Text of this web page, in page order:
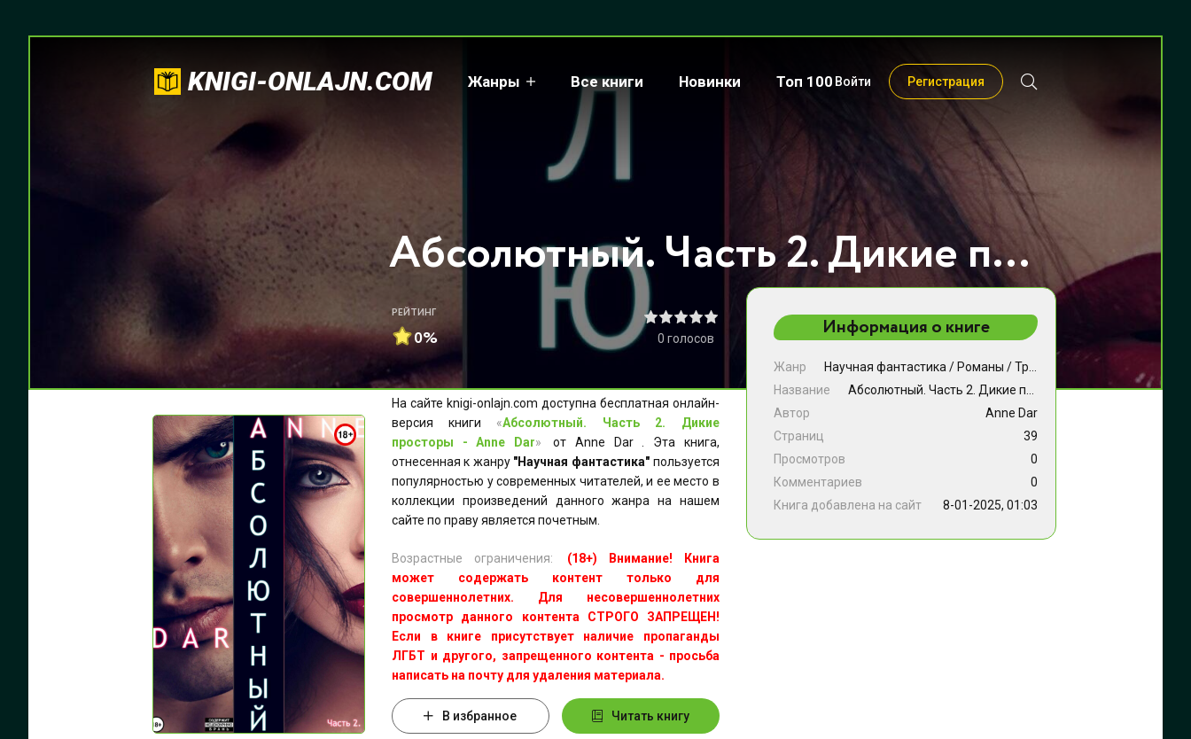
KNIGI-ONLAJN.COM Жанры Все книги Новинки Топ 100 Войти Регистрация
Абсолютный. Часть 2. Дикие просторы - Anne Dar
РЕЙТИНГ
0% 0 голосов
На сайте knigi-onlajn.com доступна бесплатная онлайн-
версия книги «Абсолютный. Часть 2. Дикие
просторы - Anne Dar»
от Anne Dar . Эта книга,
отнесенная к жанру "Научная фантастика" пользуется
популярностью у современных читателей, и ее место в
коллекции произведений данного жанра на нашем
сайте по праву является почетным.
Возрастные ограничения:
(18+) Внимание! Книга
может содержать контент только для
совершеннолетних. Для несовершеннолетних
просмотр данного контента СТРОГО ЗАПРЕЩЕН!
Если в книге присутствует наличие пропаганды
ЛГБТ и другого, запрещенного контента - просьба
написать на почту для удаления материала.
В избранное Читать книгу
Информация о книге
Жанр Научная фантастика / Романы /Триллеры
Название
Автор
Anne Dar
Страниц
39
Просмотров
0
Комментариев
0
Книга добавлена на сайт
8-01-2025, 01:03